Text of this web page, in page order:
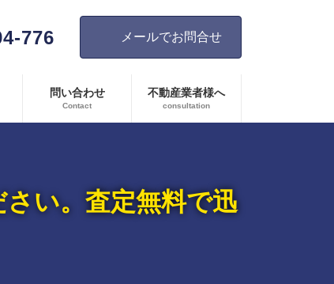
776 メールでお問合せ
問い合わせ
Contact
不動産業者様へ
consultation
い。査定無料で迅